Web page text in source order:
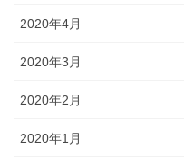
2020年4月
2020年3月
2020年2月
2020年1月